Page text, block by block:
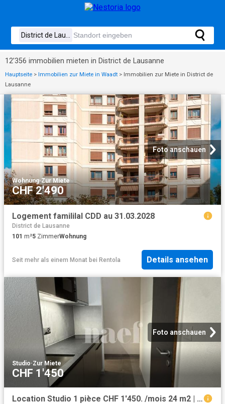
12’356 immobilien mieten in District de Lausanne
Hauptseite > Immobilien zur Miete in Waadt > Immobilien zur Miete in District de
Lausanne
Foto anschauen
Wohnung·Zur Miete
CHF 2'490
Logement famililal CDD au 31.03.2028
District de Lausanne
101 m²5 ZimmerWohnung
Seit mehr als einem Monat bei Rentola Details ansehen
Foto anschauen
Studio·Zur Miete
CHF 1'450
Location Studio 1 pièce CHF 1'450. /mois 24 m2 | immobilier.ch